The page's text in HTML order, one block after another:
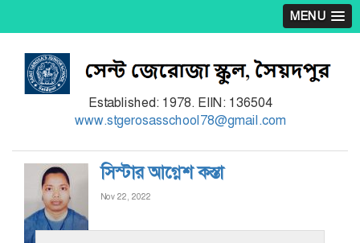
MENU
Established: 1978. EIIN: 136504
www.stgerosasschool78@gmail.com
সিস্টার আগ্নেশ কস্তা
Nov 22, 2022